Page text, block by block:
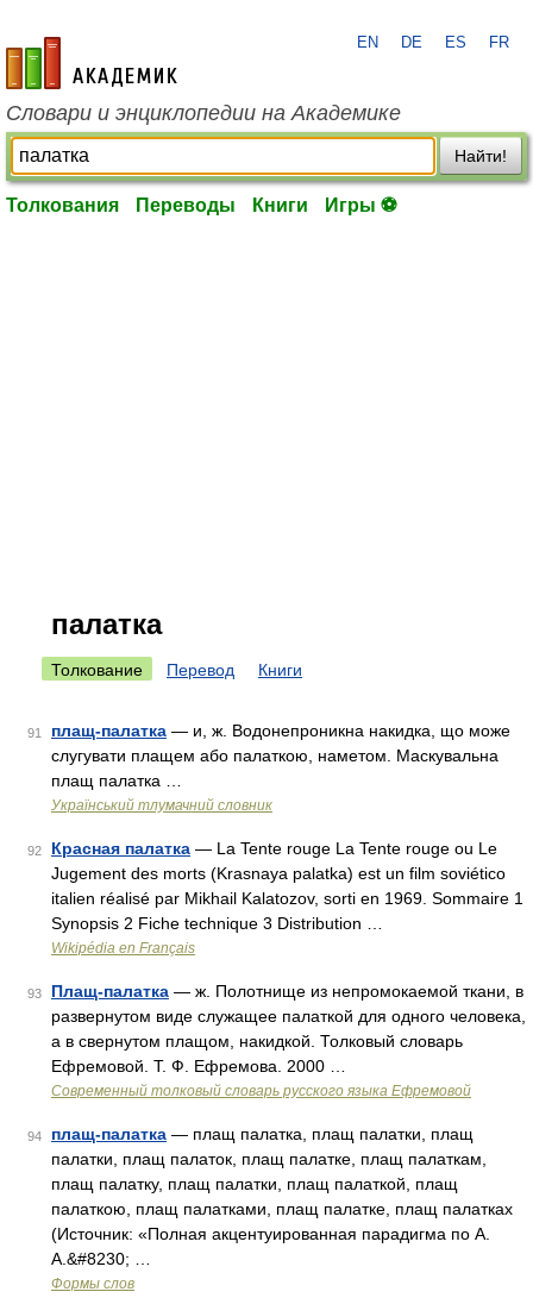
academic.ru
EN DE ES FR
Словари и энциклопедии на Академике
Найти!
Толкования Переводы Книги Игры ⚽
палатка
Толкование Перевод Книги
91 плащ-палатка — и, ж. Водонепроникна накидка, що може
слугувати плащем або палаткою, наметом. Маскувальна
плащ палатка …
Український тлумачний словник
92 Красная палатка — La Tente rouge La Tente rouge ou Le
Jugement des morts (Krasnaya palatka) est un film soviético
italien réalisé par Mikhail Kalatozov, sorti en 1969. Sommaire 1
Synopsis 2 Fiche technique 3 Distribution …
Wikipédia en Français
93 Плащ-палатка — ж. Полотнище из непромокаемой ткани, в
развернутом виде служащее палаткой для одного человека,
а в свернутом плащом, накидкой. Толковый словарь
Ефремовой. Т. Ф. Ефремова. 2000 …
Современный толковый словарь русского языка Ефремовой
94 плащ-палатка — плащ палатка, плащ палатки, плащ
палатки, плащ палаток, плащ палатке, плащ палаткам,
плащ палатку, плащ палатки, плащ палаткой, плащ
палаткою, плащ палатками, плащ палатке, плащ палатках
(Источник: «Полная акцентуированная парадигма по А.
А.&#8230; …
Формы слов